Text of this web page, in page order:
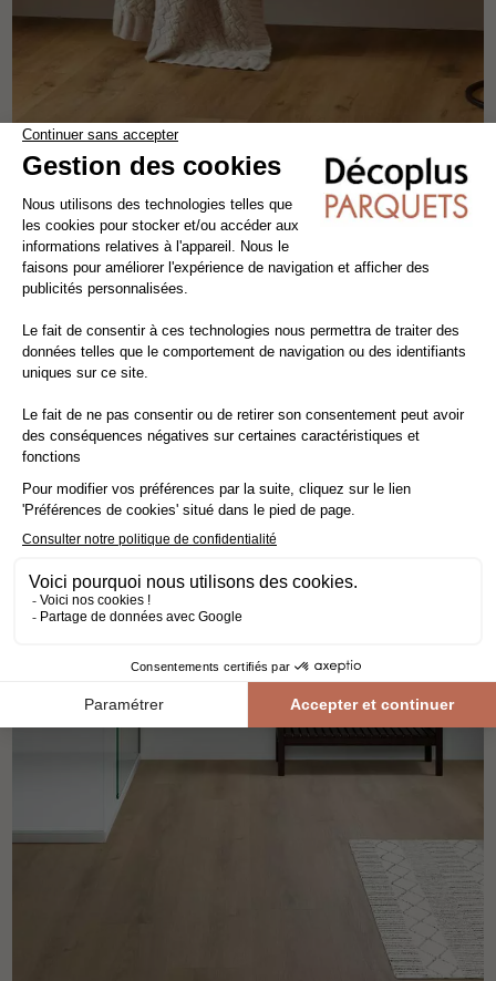
DOURO GLOW
sol vinyle douro long 1.22 m
28,14€ TTC/m² 24,05€ HT/m²